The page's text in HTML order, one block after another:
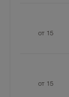
от 15
от 15